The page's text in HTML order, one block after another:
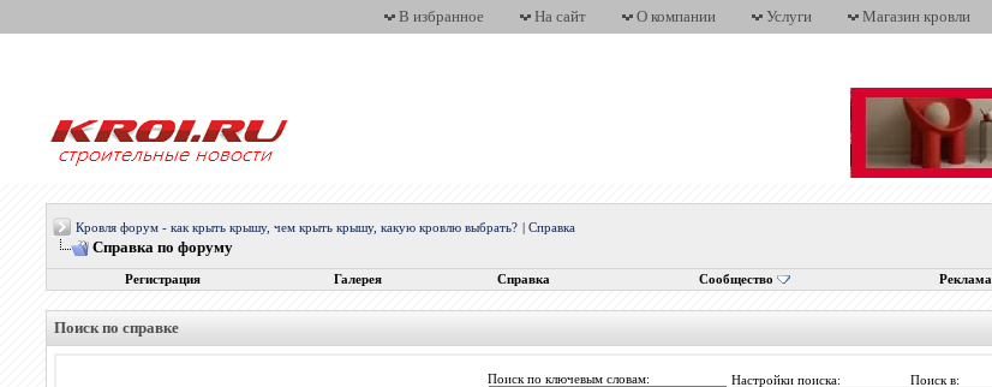
В избранное На сайт О компании Услуги Магазин кровли
Кровля форум - как крыть крышу, чем крыть крышу, какую кровлю выбрать? |Справка
Справка по форуму
Регистрация Галерея Справка Сообщество Реклама
Поиск по справке
Поиск по ключевым словам: Настройки поиска: Поиск в: